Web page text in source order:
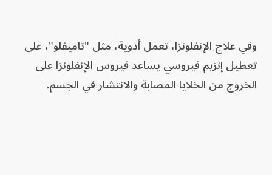
وفي علاج الإنفلونزا، تعمل أدوية، مثل "تاميفلو"، على
تعطيل إنزيم فيروسي يساعد فيروس الإنفلونزا على
الخروج من الخلايا المصابة والانتشار في الجسم.